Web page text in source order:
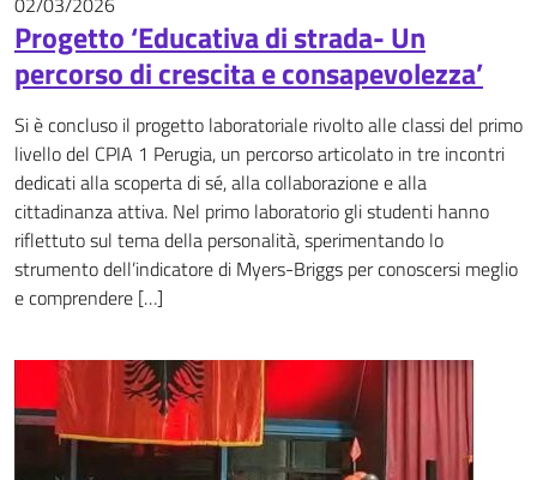
Progetto ‘Educativa di strada- Un
percorso di crescita e consapevolezza’
Si è concluso il progetto laboratoriale rivolto alle classi del primo
livello del CPIA 1 Perugia, un percorso articolato in tre incontri
dedicati alla scoperta di sé, alla collaborazione e alla
cittadinanza attiva. Nel primo laboratorio gli studenti hanno
riflettuto sul tema della personalità, sperimentando lo
strumento dell’indicatore di Myers-Briggs per conoscersi meglio
e comprendere […]